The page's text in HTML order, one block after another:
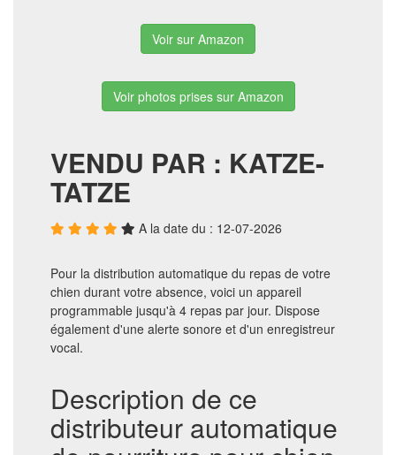
Voir sur Amazon
Voir photos prises sur Amazon
VENDU PAR : KATZE-
TATZE
A la date du : 12-07-2026
Pour la distribution automatique du repas de votre
chien durant votre absence, voici un appareil
programmable jusqu'à 4 repas par jour. Dispose
également d'une alerte sonore et d'un enregistreur
vocal.
Description de ce
distributeur automatique